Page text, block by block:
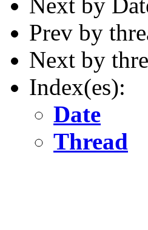
Prev by
Next by
Index(es):
Date
Thread